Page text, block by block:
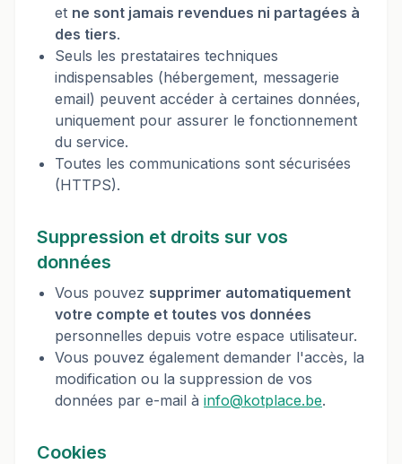
et ne sont jamais revendues ni partagées à
des tiers.
Seuls les prestataires techniques
indispensables (hébergement, messagerie
email) peuvent accéder à certaines données,
uniquement pour assurer le fonctionnement
du service.
Toutes les communications sont sécurisées
(HTTPS).
Suppression et droits sur vos
données
Vous pouvez supprimer automatiquement
votre compte et toutes vos données
personnelles depuis votre espace utilisateur.
Vous pouvez également demander l'accès, la
modification ou la suppression de vos
données par e-mail à info@kotplace.be.
Cookies